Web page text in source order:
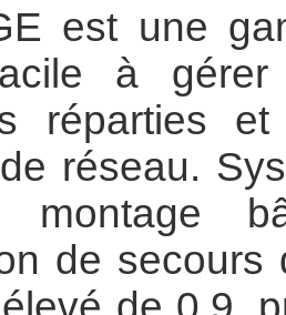
est une
à
réparties
réseau.
montage
de